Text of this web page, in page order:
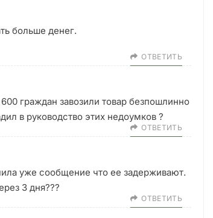
больше денег.
ОТВЕТИТЬ
граждан завозили товар безпошлинно
в руководство этих недоумков ?
ОТВЕТИТЬ
уже сообщение что ее задерживают.
3 дня???
ОТВЕТИТЬ